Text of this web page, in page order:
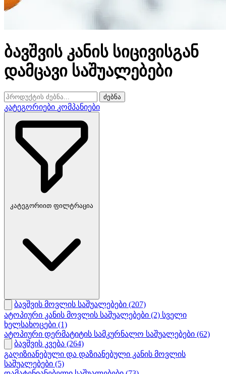
ბავშვის კანის სიცივისგან
დამცავი საშუალებები
ძებნა
კატეგორიები კომპანიები
კატეგორიით ფილტრაცია
ბავშვის მოვლის საშუალებები (207)
ატოპიური კანის მოვლის საშუალებები (2) სველი
ხელსახოცები (1)
ატოპიური დერმატიტის სამკურნალო საშუალებები (62)
ბავშვის კვება (264)
გაღიზიანებული და დაზიანებული კანის მოვლის
საშუალებები (5)